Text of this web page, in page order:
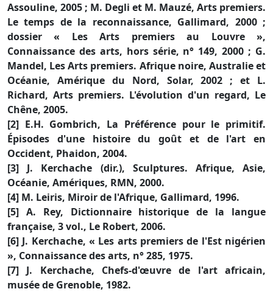
Assouline, 2005 ; M. Degli et M. Mauzé, Arts premiers.
Le temps de la reconnaissance, Gallimard, 2000 ;
dossier « Les Arts premiers au Louvre »,
Connaissance des arts, hors série, n° 149, 2000 ; G.
Mandel, Les Arts premiers. Afrique noire, Australie et
Océanie, Amérique du Nord, Solar, 2002 ; et L.
Richard, Arts premiers. L'évolution d'un regard, Le
Chêne, 2005.
[2] E.H. Gombrich, La Préférence pour le primitif.
Épisodes d'une histoire du goût et de l'art en
Occident, Phaidon, 2004.
[3] J. Kerchache (dir.), Sculptures. Afrique, Asie,
Océanie, Amériques, RMN, 2000.
[4] M. Leiris, Miroir de l'Afrique, Gallimard, 1996.
[5] A. Rey, Dictionnaire historique de la langue
française, 3 vol., Le Robert, 2006.
[6] J. Kerchache, « Les arts premiers de l'Est nigérien
», Connaissance des arts, n° 285, 1975.
[7] J. Kerchache, Chefs-d'œuvre de l'art africain,
musée de Grenoble, 1982.